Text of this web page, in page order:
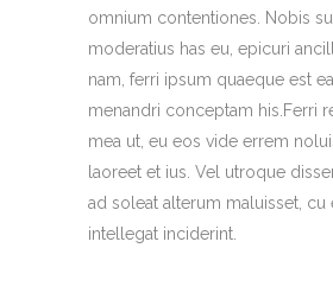
omnium contentiones. Nobis
moderatius has eu, epicuri
nam, ferri ipsum quaeque est
menandri conceptam his.Ferri
mea ut, eu eos vide errem
laoreet et ius. Vel utroque
ad soleat alterum maluisset, cu
intellegat inciderint.